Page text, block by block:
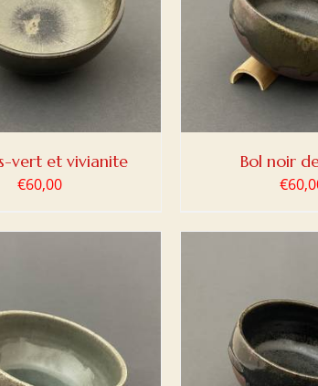
vert et vivianite
€60,00
AU PANIER DETAILS
Bol noir
€
AU PANIER DETAILS